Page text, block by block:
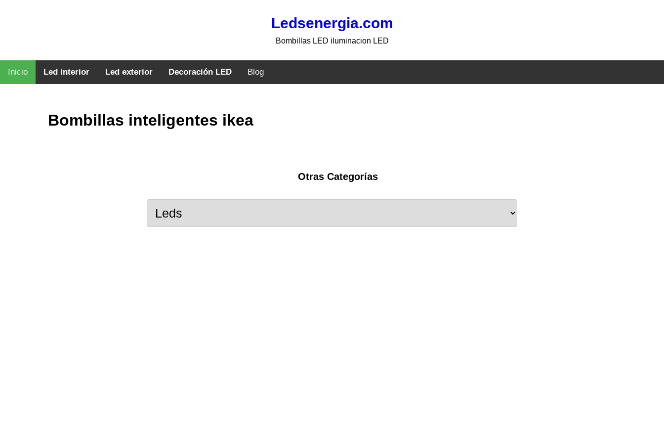
Ledsenergia.com
Bombillas LED iluminacion LED
Inicio Led interior Led exterior Decoración LED Blog
Bombillas inteligentes ikea
Otras Categorías